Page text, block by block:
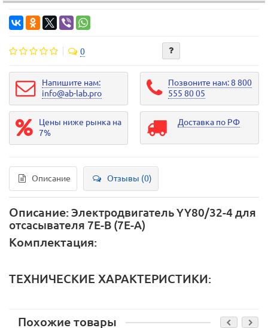
0
Напишите нам:
info@ab-lab.pro
Позвоните нам: 8 800
555 80 05
Цены ниже рынка на
7%
Доставка по РФ
Описание Отзывы (0)
Описание: Электродвигатель YY80/32-4 для
отсасывателя 7E-B (7E-A)
Комплектация:
ТЕХНИЧЕСКИЕ ХАРАКТЕРИСТИКИ:
Похожие товары